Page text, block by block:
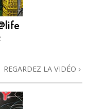
REGARDEZ LA VIDÉO